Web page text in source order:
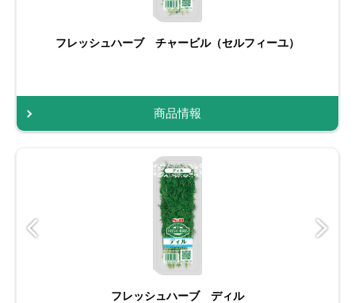
フレッシュハーブ チャービル（セルフィーユ）
商品情報
フレッシュハーブ ディル